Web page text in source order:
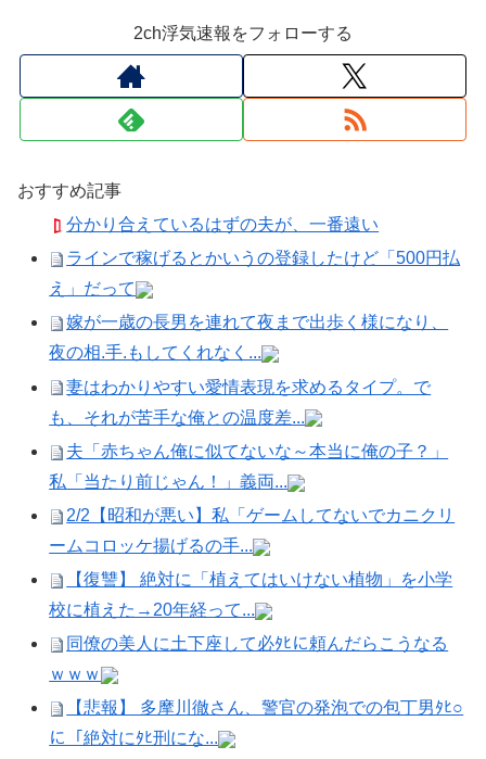
2ch浮気速報をフォローする
おすすめ記事
分かり合えているはずの夫が、一番遠い
ラインで稼げるとかいうの登録したけど「500円払
え」だって
嫁が一歳の長男を連れて夜まで出歩く様になり、
夜の相.手.もしてくれなく...
妻はわかりやすい愛情表現を求めるタイプ。で
も、それが苦手な俺との温度差...
夫「赤ちゃん俺に似てないな～本当に俺の子？」
私「当たり前じゃん！」義両...
2/2【昭和が悪い】私「ゲームしてないでカニクリ
ームコロッケ揚げるの手...
【復讐】 絶対に「植えてはいけない植物」を小学
校に植えた→20年経って...
同僚の美人に土下座して必ﾀﾋに頼んだらこうなる
ｗｗｗ
【悲報】 多摩川徹さん、警官の発泡での包丁男ﾀﾋ○
に「絶対にﾀﾋ刑にな...